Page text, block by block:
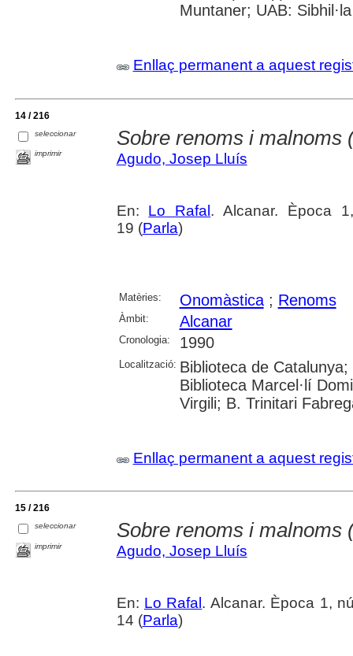
Muntaner; UAB: Sibhil·la
Enllaç permanent a aquest
14 / 216
seleccionar
imprimir
Sobre renoms i malnoms
Agudo, Josep Lluís
En: Lo Rafal. Alcanar. Època
19 (Parla)
Matèries: Onomàstica; Renoms
Àmbit: Alcanar
Cronologia: 1990
Localització: Biblioteca de
Biblioteca Marcel·lí
Virgili; B. Trinitari
Enllaç permanent a aquest
15 / 216
seleccionar
imprimir
Sobre renoms i malnoms
Agudo, Josep Lluís
En: Lo Rafal. Alcanar. Època 1,
14 (Parla)